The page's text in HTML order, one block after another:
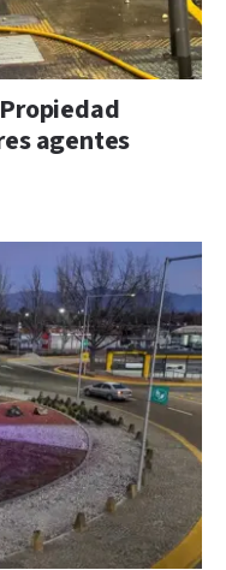
agentes